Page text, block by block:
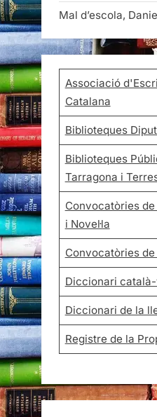
Mal d’escola,
Associació
Catalana
Biblioteques
Biblioteques
Tarragona i
Convocatòries
i Novel·la
Convocatòries
Diccionari
Diccionari de la
Registre de la